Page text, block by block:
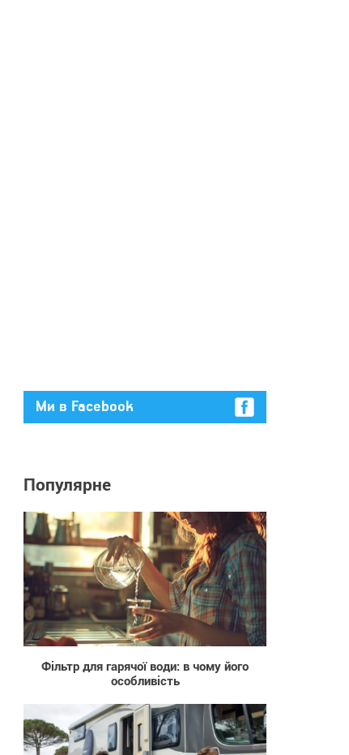
Ми в Facebook
Популярне
42
Фільтр для гарячої води: в чому його
особливість